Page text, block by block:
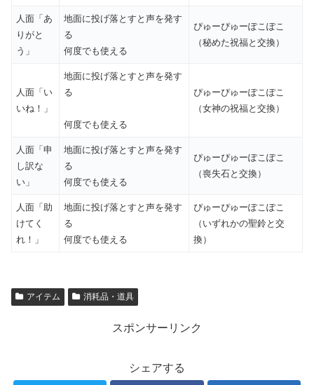
人面「あ
りがと
う」
地面に投げ落とすと声を発す
る
何度でも使える
ぴゅーぴゅーぽこぽこ
（秘めた祝福と交換）
人面「い
いね！」
地面に投げ落とすと声を発す
る
何度でも使える
ぴゅーぴゅーぽこぽこ
（女神の祝福と交換）
人面「申
し訳な
い」
地面に投げ落とすと声を発す
る
何度でも使える
ぴゅーぴゅーぽこぽこ
（喪失石と交換）
人面「助
けてく
れ！」
地面に投げ落とすと声を発す
る
何度でも使える
ぴゅーぴゅーぽこぽこ
（いずれかの聖鈴と交
換）
アイテム 消耗品・道具
スポンサーリンク
シェアする